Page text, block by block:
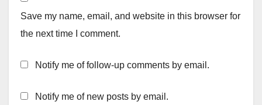
Save my name, email, and website in this browser for
the next time I comment.
Notify me of follow-up comments by email.
Notify me of new posts by email.